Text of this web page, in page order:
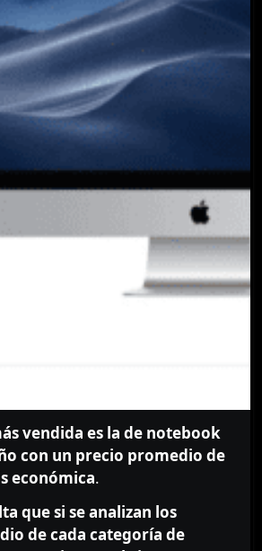
vendida es la de notebook
con un precio promedio de
económica.
que si se analizan los
de cada categoría de